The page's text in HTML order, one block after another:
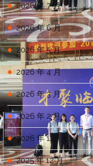
2026 年 7 月
2026 年 6 月
2026 年 5 月
2026 年 4 月
2026 年 3 月
2026 年 2 月
2026 年 1 月
2025 年 12 月